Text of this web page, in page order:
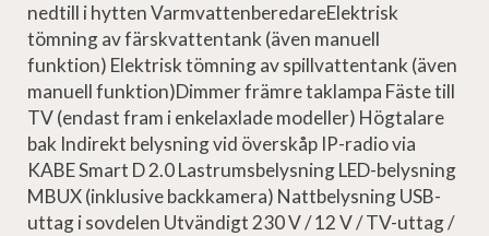
nedtill i hytten VarmvattenberedareElektrisk
tömning av färskvattentank (även manuell
funktion) Elektrisk tömning av spillvattentank (även
manuell funktion)Dimmer främre taklampa Fäste till
TV (endast fram i enkelaxlade modeller) Högtalare
bak Indirekt belysning vid överskåp IP-radio via
KABE Smart D 2.0 Lastrumsbelysning LED-belysning
MBUX (inklusive backkamera) Nattbelysning USB-
uttag i sovdelen Utvändigt 230 V / 12 V / TV-uttag /